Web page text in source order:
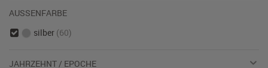
AUSSENFARBE
silber (60)
JAHRZEHNT / EPOCHE